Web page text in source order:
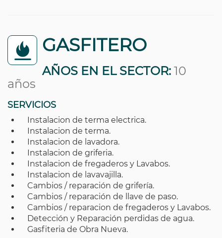
GASFITERO
AÑOS EN EL SECTOR: 10
años
SERVICIOS
Instalacion de terma electrica.
Instalacion de terma.
Instalacion de lavadora.
Instalacion de griferia.
Instalacion de fregaderos y Lavabos.
Instalacion de lavavajilla.
Cambios / reparación de grifería.
Cambios / reparación de llave de paso.
Cambios / reparacion de fregaderos y Lavabos.
Detección y Reparación perdidas de agua.
Gasfiteria de Obra Nueva.